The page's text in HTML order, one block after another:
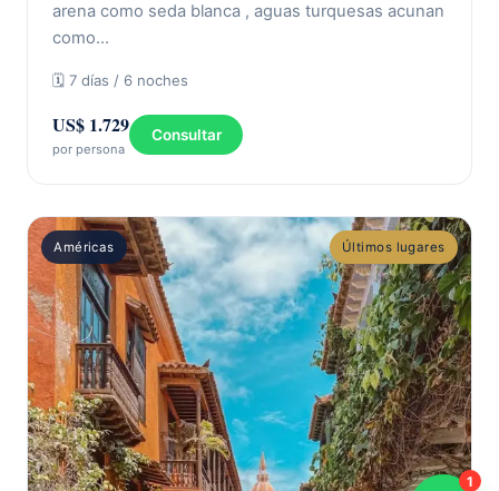
arena como seda blanca , aguas turquesas acunan
como…
🗓 7 días / 6 noches
US$ 1.729
por persona
Consultar
Américas Últimos lugares
1